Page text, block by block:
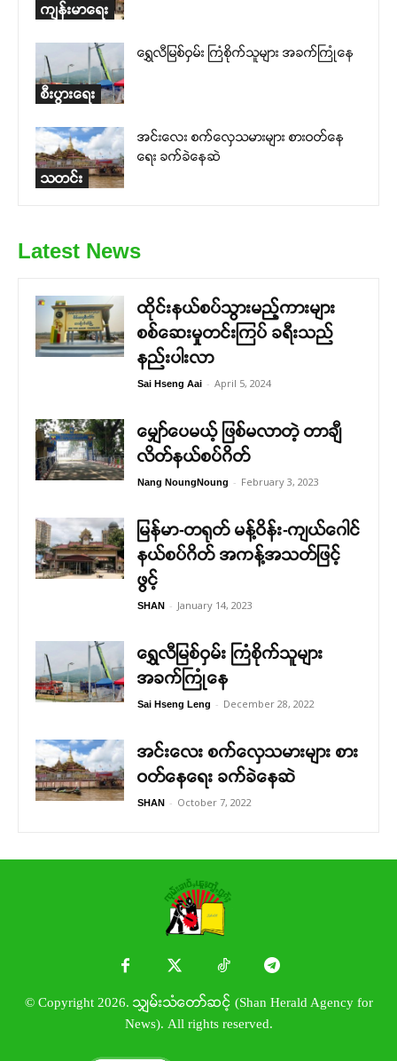
ကျန်းမာရေး
စီးပွားရေး
ရွှေလီမြစ်ဝှမ်း ကြံစိုက်သူများ အခက်ကြုံနေ
သတင်း
အင်းလေး စက်လှေသမားများ စားဝတ်နေ
ရေး ခက်ခဲနေဆဲ
Latest News
ထိုင်းနယ်စပ်သွားမည့်ကားများ
စစ်ဆေးမှုတင်းကြပ် ခရီးသည်
နည်းပါးလာ
Sai Hseng Aai - April 5, 2024
မျှော်ပေမယ့် ဖြစ်မလာတဲ့ တာချီ
လိတ်နယ်စပ်ဂိတ်
Nang NoungNoung - February 3, 2023
မြန်မာ-တရုတ် မန့်ဝိန်း-ကျယ်ဂေါင်
နယ်စပ်ဂိတ် အကန့်အသတ်ဖြင့်
ဖွင့်
SHAN - January 14, 2023
ရွှေလီမြစ်ဝှမ်း ကြံစိုက်သူများ
အခက်ကြုံနေ
Sai Hseng Leng - December 28, 2022
အင်းလေး စက်လှေသမားများ စား
ဝတ်နေရေး ခက်ခဲနေဆဲ
SHAN - October 7, 2022
© Copyright 2026. သျှမ်းသံတော်ဆင့် (Shan Herald Agency for
News). All rights reserved.